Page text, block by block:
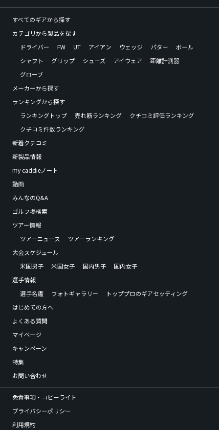
すべてのギアから探す
カテゴリから製品を探す
ドライバー
FW UT アイアン ウェッジ パター
ボール
シャフト
グリップ シューズ アイウェア
距離計測器
グローブ
メーカーから探す
ランキングから探す
ランキングトップ
売れ筋ランキング
クチコミ評価ランキング
クチコミ件数ランキング
新着クチコミ
新製品情報
my caddieノート
動画
みんなのQ&A
ゴルフ場検索
ツアー情報
ツアーニュース
ツアーランキング
大会スケジュール
米国男子
米国女子 国内男子
国内女子
選手情報
選手名鑑
フォトギャラリー
トッププロのギアセッティング
はじめての方へ
よくある質問
マイページ
キャンペーン
特集
お問い合わせ
免責事項・コピーライト
プライバシーポリシー
利用規約